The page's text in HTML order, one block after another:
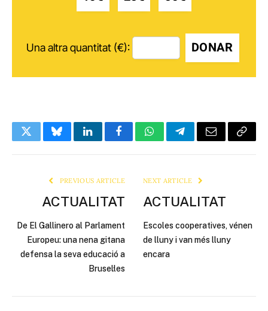
Una altra quantitat (€): DONAR
TwitterBlueskyLinkedInFacebookWhatsAppTelegramEmail Copy
PREVIOUS ARTICLE
ACTUALITAT
De El Gallinero al Parlament
Europeu: una nena gitana
defensa la seva educació a
Brusel·les
NEXT ARTICLE
ACTUALITAT
Escoles cooperatives, vénen
de lluny i van més lluny
encara